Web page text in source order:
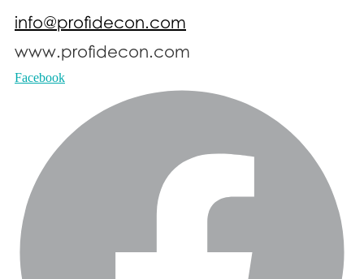
info@profidecon.com
www.profidecon.com
Facebook